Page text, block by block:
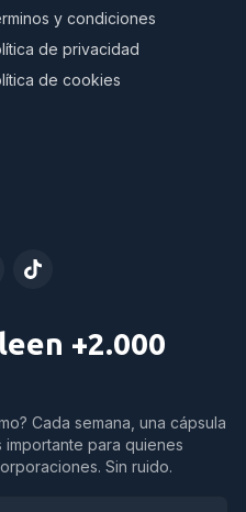
y condiciones
de privacidad
de cookies
+2.000
Cada semana, una cápsula
importante para quienes
Sin ruido.